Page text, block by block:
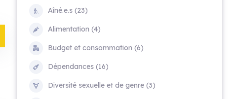
Aîné.e.s (23)
Alimentation (4)
Budget et consommation (6)
Dépendances (16)
Diversité sexuelle et de genre (3)